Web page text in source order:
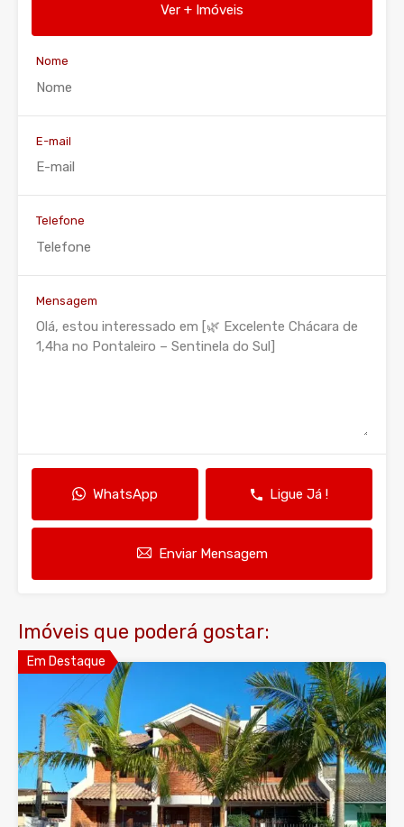
Ver + Imóveis
Nome
E-mail
Telefone
Mensagem
WhatsApp Ligue Já !
Enviar Mensagem
Imóveis que poderá gostar:
Em Destaque